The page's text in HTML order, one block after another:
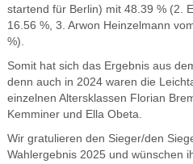
startend für Berlin) mit 48.39 % (2.
16.56 %, 3. Arwon Heinzelmann
%).
Somit hat sich das Ergebnis aus
denn auch in 2024 waren die
einzelnen Altersklassen Florian
Kemminer und Ella Obeta.
Wir gratulieren den Sieger/den
Wahlergebnis 2025 und wünschen